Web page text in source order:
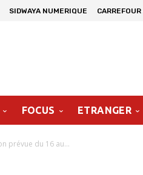
SIDWAYA NUMERIQUE
FOCUS ETRANGER
prévue du 16 au...